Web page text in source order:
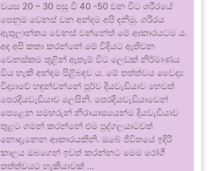
වයස 20 – 30 පසු වී 40 -50 වන විට ශරීරයේ
පෙනුම වෙනස් වන අන්දම අපි දනිමු. ශරීරය
ඇතුලාන්තය වෙනස් වන්නේත් මේ ආකාරයටම ය.
අද අපි කතා කරන්නේ මේ විදියට ඇතිවන
වෙනස්කම තුළින් ඇතැම් විට ලෙඩක් නිර්මාණය
විය හැකි අන්දම පිළිබඳව ය. මේ තත්ත්වය වෛද්‍ය
විද්‍යාවේ හඳුන්වන්නේ පූර්ව දියවැඩියාව හෙවත්
පෙරදියවැඩියාව ලෙසිනි. පෙරදියවැඩියාවෙන්
පෙළෙන සමහරුන් නිරායාසයෙන්ම දියවැඩියාව
තුළට ගමන් කරන්නේ එම පුද්ගලයාටවත්
නොදැනෙන ආකාරයකිනි. ඔබේ ජීවිතයේ ඉදිරි
කාලය ඔබගෙන් ඉවත් කරන්නට මෙම රෝගී
තත්ත්වයට හැකියාවක් …